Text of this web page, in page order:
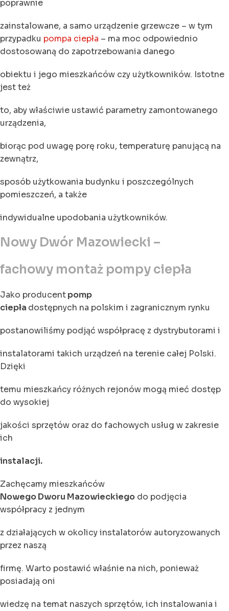
poprawnie
zainstalowane, a samo urządzenie grzewcze – w tym
przypadku pompa ciepła – ma moc odpowiednio
dostosowaną do zapotrzebowania danego
obiektu i jego mieszkańców czy użytkowników. Istotne
jest też
to, aby właściwie ustawić parametry zamontowanego
urządzenia,
biorąc pod uwagę porę roku, temperaturę panującą na
zewnątrz,
sposób użytkowania budynku i poszczególnych
pomieszczeń, a także
indywidualne upodobania użytkowników.
Nowy Dwór Mazowiecki –
fachowy montaż pompy ciepła
Jako producentpomp
ciepła dostępnych na polskim i zagranicznym rynku
postanowiliśmy podjąć współpracę z dystrybutorami i
instalatorami takich urządzeń na terenie całej Polski.
Dzięki
temu mieszkańcy różnych rejonów mogą mieć dostęp
do wysokiej
jakości sprzętów oraz do fachowych usług w zakresie
ich
instalacji.
Zachęcamy mieszkańców
Nowego Dworu Mazowieckiego do podjęcia
współpracy z jednym
z działających w okolicy instalatorów autoryzowanych
przez naszą
firmę. Warto postawić właśnie na nich, ponieważ
posiadają oni
wiedzę na temat naszych sprzętów, ich instalowania i